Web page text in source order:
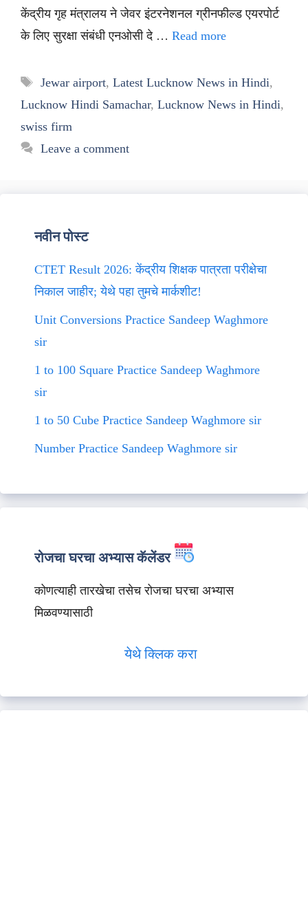
केंद्रीय गृह मंत्रालय ने जेवर इंटरनेशनल ग्रीनफील्ड एयरपोर्ट
के लिए सुरक्षा संबंधी एनओसी दे … Read more
Tags
Jewar airport, Latest Lucknow News in Hindi,
Lucknow Hindi Samachar, Lucknow News in Hindi,
swiss firm
Leave a comment
नवीन पोस्ट
CTET Result 2026: केंद्रीय शिक्षक पात्रता परीक्षेचा
निकाल जाहीर; येथे पहा तुमचे मार्कशीट!
Unit Conversions Practice Sandeep Waghmore
sir
1 to 100 Square Practice Sandeep Waghmore
sir
1 to 50 Cube Practice Sandeep Waghmore sir
Number Practice Sandeep Waghmore sir
रोजचा घरचा अभ्यास कॅलेंडर
कोणत्याही तारखेचा तसेच रोजचा घरचा अभ्यास
मिळवण्यासाठी
येथे क्लिक करा